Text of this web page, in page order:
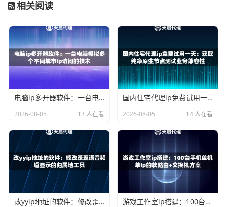
对比项 正向代理
代理位
靠近客户端 靠近服务器端
象
为客户端服务，隐藏客
户端
为服务器端服务，隐藏
服务器
景
集、绕过限制
缓存加速
在代理
IP中的
应用
天启代理提供的动态I
P、静态IP，供客户端
业务使用
企业利用天启代理的IP
资源构建自己的代理服
务集群
正向代理的典型应用场景
相关阅读
电脑ip多开器软件：一台电脑模拟多个不同城市ip访问的技术
2026-08-05 13 人在看
国内住宅代理ip免费试用一天：获取纯净原生节点测试业务兼容性
2026-08-05 14 人在看
改yyip地址的软件：修改歪歪语音频道显示的归属地工具 游戏工作室ip搭建：100台手机单机单ip的软路由+交换机方案